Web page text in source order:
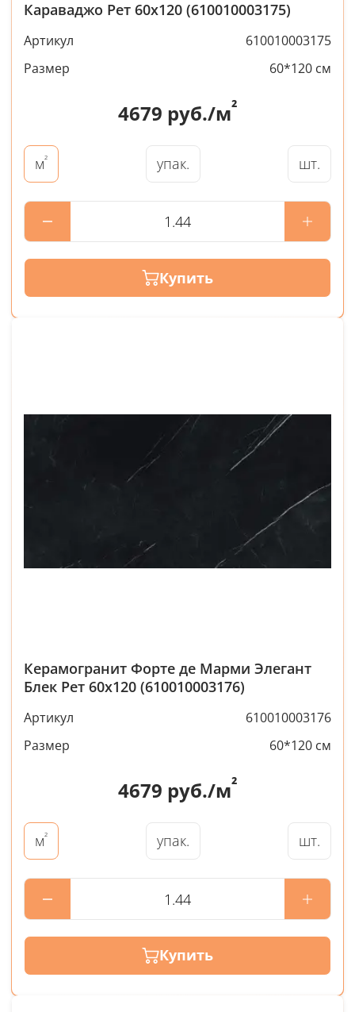
Караваджо Рет 60x120 (610010003175)
Артикул
610010003175
Размер
60*120 см
4679 руб./м²
м² упак. шт.
Купить
Керамогранит Форте де Марми Элегант
Блек Рет 60x120 (610010003176)
Артикул
610010003176
Размер
60*120 см
4679 руб./м²
м² упак. шт.
Купить